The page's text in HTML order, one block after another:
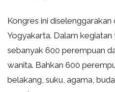
Kongres ini
Yogyakarta. Dalam
sebanyak 600 perempuan
wanita. Bahkan 600
belakang, suku, agama,